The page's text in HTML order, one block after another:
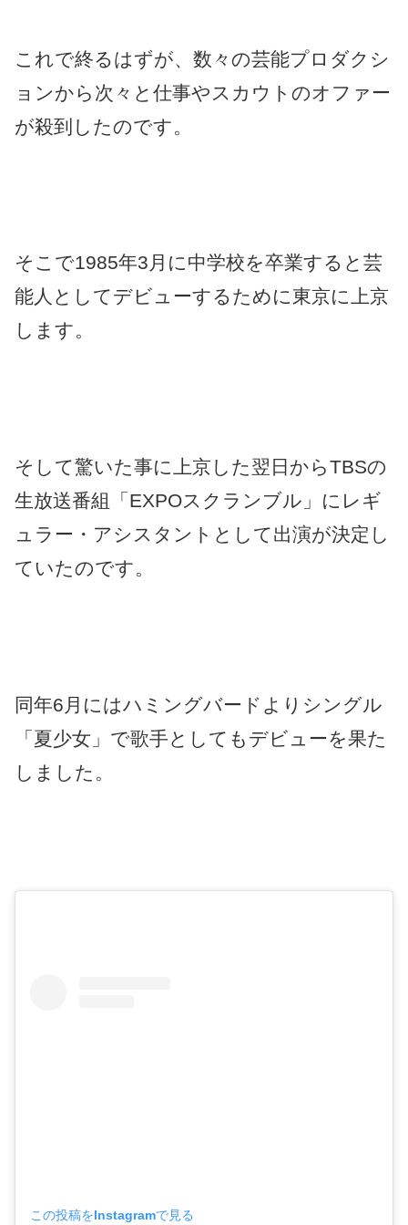
これで終るはずが、数々の芸能プロダクシ
ョンから次々と仕事やスカウトのオファー
が殺到したのです。
そこで1985年3月に中学校を卒業すると芸
能人としてデビューするために東京に上京
します。
そして驚いた事に上京した翌日からTBSの
生放送番組「EXPOスクランブル」にレギ
ュラー・アシスタントとして出演が決定し
ていたのです。
同年6月にはハミングバードよりシングル
「夏少女」で歌手としてもデビューを果た
しました。
この投稿をInstagramで見る